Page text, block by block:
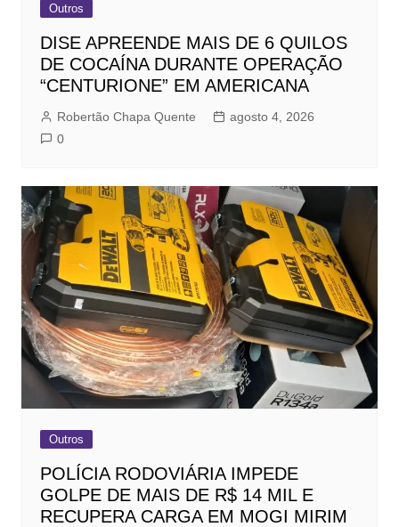
Outros
DISE APREENDE MAIS DE 6 QUILOS
DE COCAÍNA DURANTE OPERAÇÃO
“CENTURIONE” EM AMERICANA
Robertão Chapa Quente
agosto 4, 2026
0
Outros
POLÍCIA RODOVIÁRIA IMPEDE
GOLPE DE MAIS DE R$ 14 MIL E
RECUPERA CARGA EM MOGI MIRIM